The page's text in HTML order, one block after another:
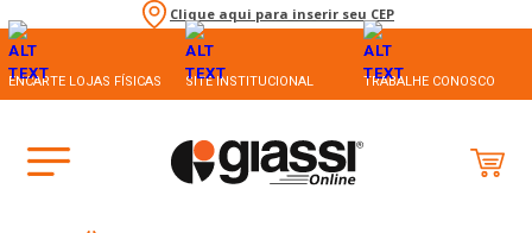
Clique aqui para inserir seu CEP
ENCARTE LOJAS FÍSICAS SITE INSTITUCIONAL TRABALHE CONOSCO